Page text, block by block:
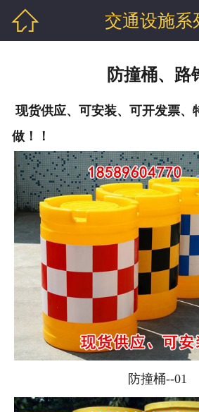
 交通设施系
防撞桶、路
现货供应、可安装、可开发票、
做！！
防撞桶--01